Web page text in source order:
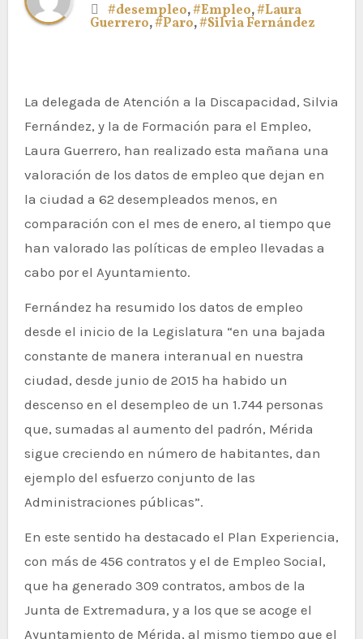
#desempleo,#Empleo,#Laura
Guerrero,#Paro,#Silvia Fernández
La delegada de Atención a la Discapacidad, Silvia
Fernández, y la de Formación para el Empleo,
Laura Guerrero, han realizado esta mañana una
valoración de los datos de empleo que dejan en
la ciudad a 62 desempleados menos, en
comparación con el mes de enero, al tiempo que
han valorado las políticas de empleo llevadas a
cabo por el Ayuntamiento.
Fernández ha resumido los datos de empleo
desde el inicio de la Legislatura “en una bajada
constante de manera interanual en nuestra
ciudad, desde junio de 2015 ha habido un
descenso en el desempleo de un 1.744 personas
que, sumadas al aumento del padrón, Mérida
sigue creciendo en número de habitantes, dan
ejemplo del esfuerzo conjunto de las
Administraciones públicas”.
En este sentido ha destacado el Plan Experiencia,
con más de 456 contratos y el de Empleo Social,
que ha generado 309 contratos, ambos de la
Junta de Extremadura, y a los que se acoge el
Ayuntamiento de Mérida, al mismo tiempo que el